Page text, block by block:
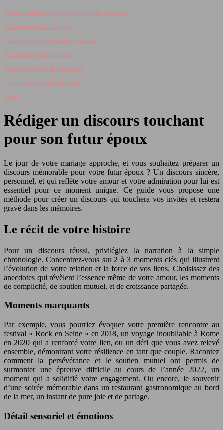
Planification et coordination de mariage
Animation de mariage
Photographie et vidéographie
Activités pour invités
Tenue et style des mariés
Fournisseurs de services
Blog
Rédiger un discours touchant
pour son futur époux
Le jour de votre mariage approche, et vous souhaitez préparer un
discours mémorable pour votre futur époux ? Un discours sincère,
personnel, et qui reflète votre amour et votre admiration pour lui est
essentiel pour ce moment unique. Ce guide vous propose une
méthode pour créer un discours qui touchera vos invités et restera
gravé dans les mémoires.
Le récit de votre histoire
Pour un discours réussi, privilégiez la narration à la simple
chronologie. Concentrez-vous sur 2 à 3 moments clés qui illustrent
l’évolution de votre relation et la force de vos liens. Choisissez des
anecdotes qui révèlent l’essence même de votre amour, les moments
de complicité, de soutien mutuel, et de croissance partagée.
Moments marquants
Par exemple, vous pourriez évoquer votre première rencontre au
festival « Rock en Seine » en 2018, un voyage inoubliable à Rome
en 2020 qui a renforcé votre lien, ou un défi que vous avez relevé
ensemble, démontrant votre résilience en tant que couple. Racontez
comment la persévérance et le soutien mutuel ont permis de
surmonter une épreuve difficile au cours de l’année 2022, un
moment qui a solidifié votre engagement. Ou encore, le souvenir
d’une soirée mémorable dans un restaurant gastronomique au bord
de la mer, un instant de pure joie et de partage.
Détail sensoriel et émotions